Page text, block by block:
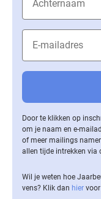
Door te klikken op
om je naam en e-
of meer mailings
allen tijde intrekken via
Wil je weten hoe
vens? Klik dan hier